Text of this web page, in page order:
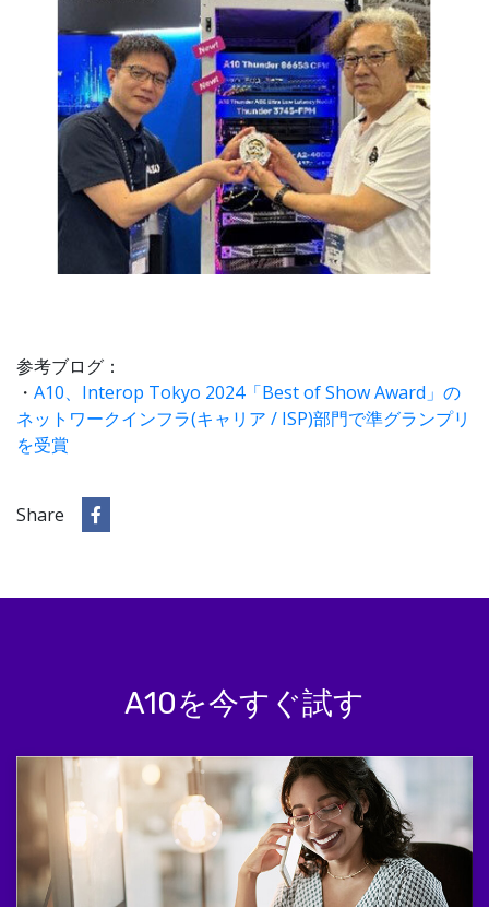
参考ブログ：
・ A10、Interop Tokyo 2024「Best of Show Award」の
ネットワークインフラ(キャリア / ISP)部門で準グランプリ
を受賞
Share
A10を今すぐ試す